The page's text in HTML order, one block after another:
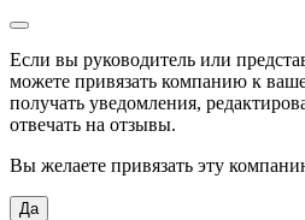
Если вы руководитель или
можете привязать компанию к
получать уведомления,
отвечать на отзывы.
Вы желаете привязать эту
Да